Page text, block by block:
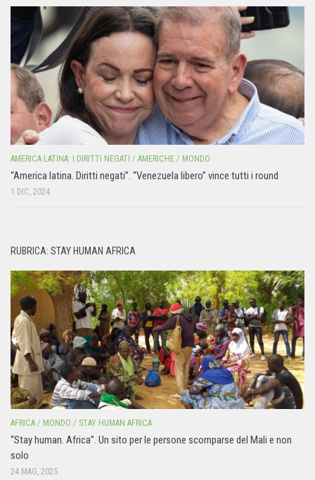
AMERICA LATINA: I DIRITTI NEGATI / AMERICHE / MONDO
“America latina. Diritti negati”. “Venezuela libero” vince tutti i round
1 DIC, 2024
RUBRICA: STAY HUMAN AFRICA
AFRICA / MONDO / STAY HUMAN AFRICA
“Stay human. Africa”. Un sito per le persone scomparse del Mali e non
solo
24 MAG, 2025